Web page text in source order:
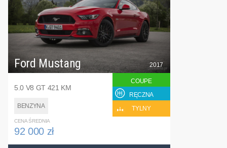
Ford Mustang
5.0 V8 GT 421 KM
BENZYNA
2017
COUPE
RĘCZNA
TYLNY
CENA ŚREDNIA
92 000 zł